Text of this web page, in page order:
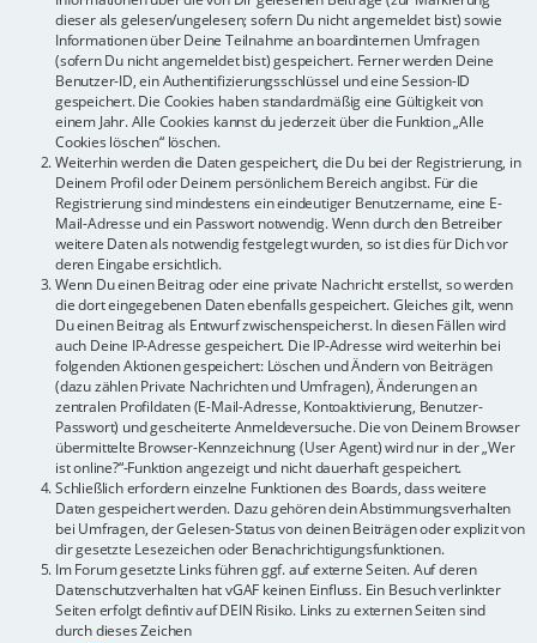
dieser als gelesen/ungelesen; sofern Du nicht angemeldet bist) sowie
Informationen über Deine Teilnahme an boardinternen Umfragen
(sofern Du nicht angemeldet bist) gespeichert. Ferner werden Deine
Benutzer-ID, ein Authentifizierungsschlüssel und eine Session-ID
gespeichert. Die Cookies haben standardmäßig eine Gültigkeit von
einem Jahr. Alle Cookies kannst du jederzeit über die Funktion „Alle
Cookies löschen“ löschen.
Weiterhin werden die Daten gespeichert, die Du bei der Registrierung, in
Deinem Profil oder Deinem persönlichem Bereich angibst. Für die
Registrierung sind mindestens ein eindeutiger Benutzername, eine E-
Mail-Adresse und ein Passwort notwendig. Wenn durch den Betreiber
weitere Daten als notwendig festgelegt wurden, so ist dies für Dich vor
deren Eingabe ersichtlich.
Wenn Du einen Beitrag oder eine private Nachricht erstellst, so werden
die dort eingegebenen Daten ebenfalls gespeichert. Gleiches gilt, wenn
Du einen Beitrag als Entwurf zwischenspeicherst. In diesen Fällen wird
auch Deine IP-Adresse gespeichert. Die IP-Adresse wird weiterhin bei
folgenden Aktionen gespeichert: Löschen und Ändern von Beiträgen
(dazu zählen Private Nachrichten und Umfragen), Änderungen an
zentralen Profildaten (E-Mail-Adresse, Kontoaktivierung, Benutzer-
Passwort) und gescheiterte Anmeldeversuche. Die von Deinem Browser
übermittelte Browser-Kennzeichnung (User Agent) wird nur in der „Wer
ist online?“-Funktion angezeigt und nicht dauerhaft gespeichert.
Schließlich erfordern einzelne Funktionen des Boards, dass weitere
Daten gespeichert werden. Dazu gehören dein Abstimmungsverhalten
bei Umfragen, der Gelesen-Status von deinen Beiträgen oder explizit von
dir gesetzte Lesezeichen oder Benachrichtigungsfunktionen.
Im Forum gesetzte Links führen ggf. auf externe Seiten. Auf deren
Datenschutzverhalten hat vGAF keinen Einfluss. Ein Besuch verlinkter
Seiten erfolgt defintiv auf DEIN Risiko. Links zu externen Seiten sind
durch dieses Zeichen